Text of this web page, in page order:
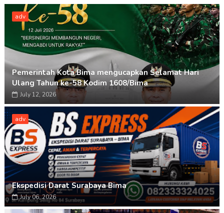
adv
Pemerintah Kota Bima mengucapkan Selamat Hari
Ulang Tahun ke-58 Kodim 1608/Bima
July 12, 2026
adv
Ekspedisi Darat Surabaya Bima
July 06, 2026